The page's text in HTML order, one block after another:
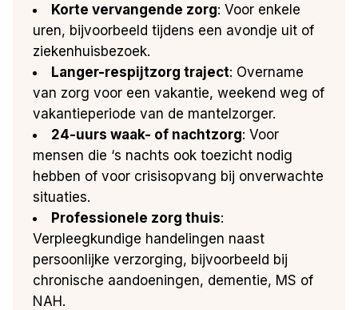
Korte vervangende zorg: Voor enkele
uren, bijvoorbeeld tijdens een avondje uit of
ziekenhuisbezoek.
Langer-respijtzorg traject: Overname
van zorg voor een vakantie, weekend weg of
vakantieperiode van de mantelzorger.
24-uurs waak- of nachtzorg: Voor
mensen die ‘s nachts ook toezicht nodig
hebben of voor crisisopvang bij onverwachte
situaties.
Professionele zorg thuis:
Verpleegkundige handelingen naast
persoonlijke verzorging, bijvoorbeeld bij
chronische aandoeningen, dementie, MS of
NAH.